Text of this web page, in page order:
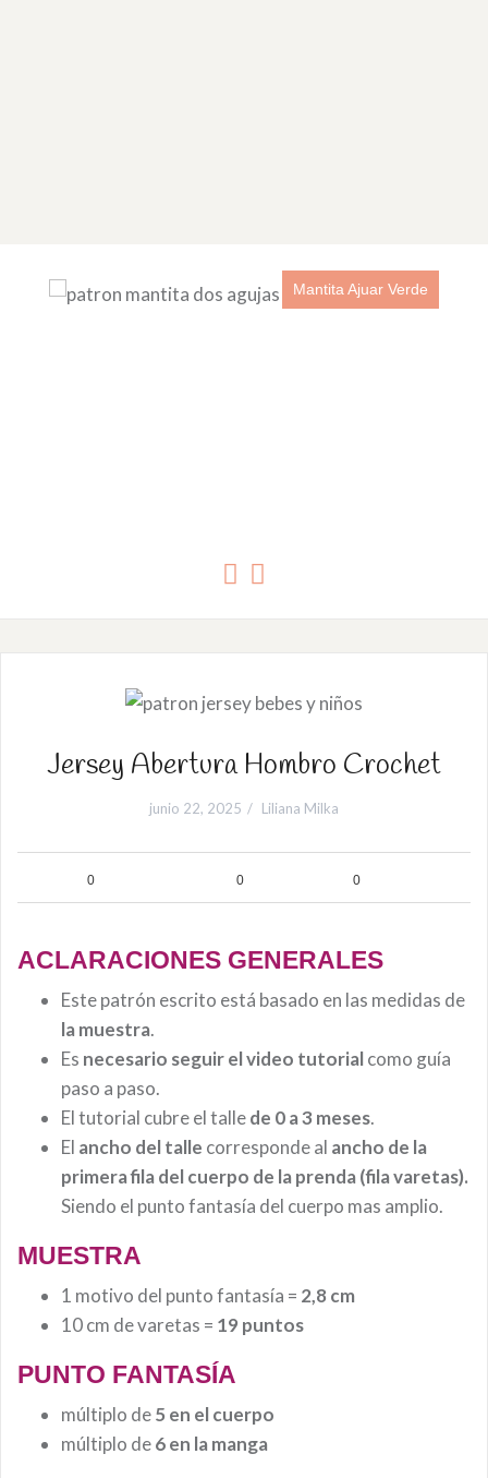
Botitas Escarpines Ajuar Punto Puff
Jersey Abertura Hombro Crochet
junio 22, 2025 Liliana Milka
0 0 0
ACLARACIONES GENERALES
Este patrón escrito está basado en las medidas de
la muestra.
Es necesario seguir el video tutorialcomo guía
paso a paso.
El tutorial cubre el tallede 0 a 3 meses.
El ancho del talle corresponde al ancho de la
primera fila del cuerpo de la prenda(fila varetas).
Siendo el punto fantasía del cuerpo mas amplio.
MUESTRA
1 motivo del punto fantasía = 2,8 cm
10 cm de varetas = 19 puntos
PUNTO FANTASÍA
múltiplo de5 en el cuerpo
múltiplo de6 en la manga